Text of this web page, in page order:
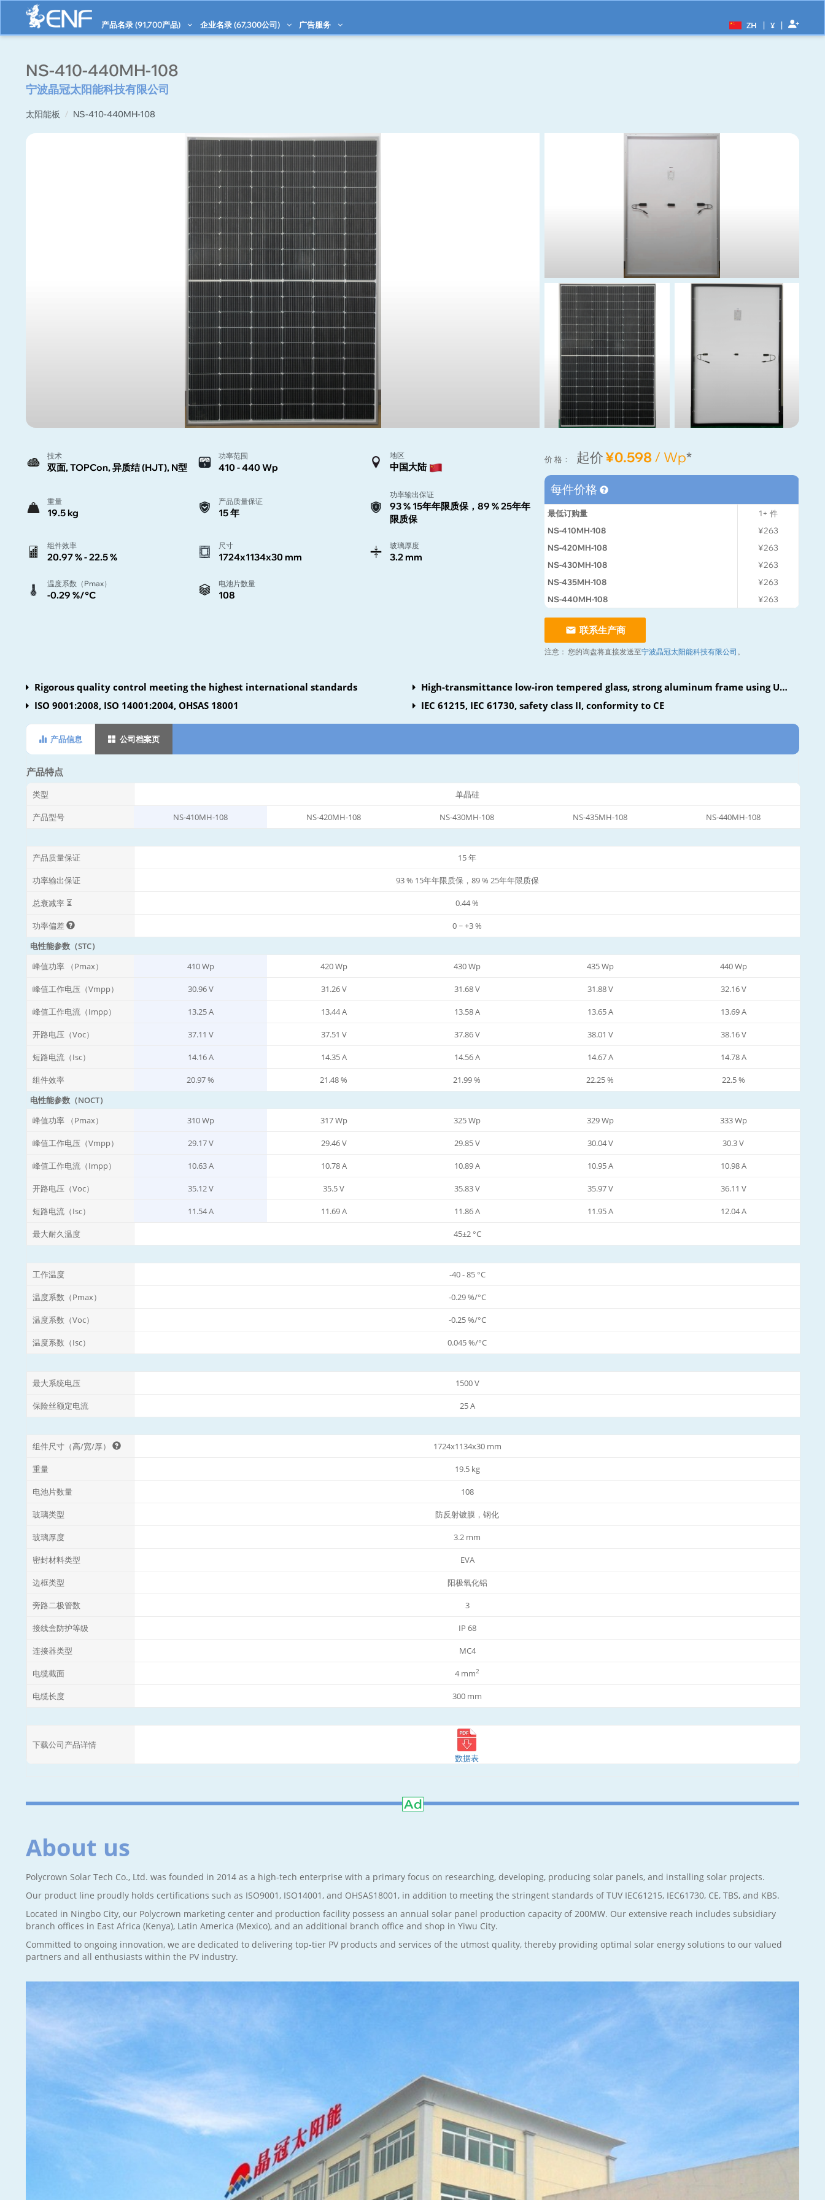
产品名录 (91,700产品) 企业名录 (67,300公司) 广告服务 ZH | ¥ |
NS-410-440MH-108
宁波晶冠太阳能科技有限公司
太阳能板 NS-410-440MH-108
技术
双面, TOPCon, 异质结 (HJT), N型
功率范围
410 - 440 Wp
地区
中国大陆
重量
19.5 kg
产品质量保证
15 年
功率输出保证
93 % 15年年限质保，89 % 25年年
限质保
组件效率
20.97 % - 22.5 %
尺寸
1724x1134x30 mm
玻璃厚度
3.2 mm
温度系数（Pmax）
-0.29 %/°C
电池片数量
108
价 格： 起价¥0.598/ Wp*
每件价格
最低订购量 1+件
NS-410MH-108
¥263
NS-420MH-108
¥263
NS-430MH-108
¥263
NS-435MH-108
¥263
NS-440MH-108
¥263
联系生产商
注意： 您的询盘将直接发送至宁波晶冠太阳能科技有限公司 。
Rigorous quality control meeting the highest international standards
High-transmittance low-iron tempered glass, strong aluminum frame using UV-
resistant silicon
ISO 9001:2008, ISO 14001:2004, OHSAS 18001 IEC 61215, IEC 61730, safety class II, conformity to CE
产品信息 公司档案页
产品特点
类型 单晶硅
产品型号 NS-410MH-108 NS-420MH-108 NS-430MH-108 NS-435MH-108 NS-440MH-108
产品质量保证 15 年
功率输出保证 93 % 15年年限质保，89 % 25年年限质保
总衰减率 ⏳ 0.44 %
功率偏差
0 ~ +3 %
电性能参数（STC）
峰值功率 （Pmax）
410 Wp 420 Wp 430 Wp 435 Wp 440 Wp
峰值工作电压（Vmpp） 30.96 V 31.26 V 31.68 V 31.88 V 32.16 V
峰值工作电流（Impp） 13.25 A 13.44 A 13.58 A 13.65 A 13.69 A
开路电压（Voc） 37.11 V 37.51 V 37.86 V 38.01 V 38.16 V
短路电流（Isc） 14.16 A 14.35 A 14.56 A 14.67 A 14.78 A
组件效率 20.97 % 21.48 % 21.99 % 22.25 %
22.5 %
电性能参数（NOCT）
峰值功率 （Pmax）
310 Wp 317 Wp 325 Wp 329 Wp 333 Wp
峰值工作电压（Vmpp） 29.17 V 29.46 V 29.85 V 30.04 V 30.3 V
峰值工作电流（Impp） 10.63 A 10.78 A 10.89 A 10.95 A 10.98 A
开路电压（Voc） 35.12 V 35.5 V 35.83 V 35.97 V 36.11 V
短路电流（Isc） 11.54 A 11.69 A 11.86 A 11.95 A 12.04 A
最大耐久温度 45±2 °C
工作温度 -40 - 85 °C
温度系数（Pmax） -0.29 %/°C
温度系数（Voc） -0.25 %/°C
温度系数（Isc） 0.045 %/°C
最大系统电压 1500 V
保险丝额定电流 25 A
组件尺寸（高/宽/厚） 1724x1134x30 mm
重量 19.5 kg
电池片数量 108
玻璃类型 防反射镀膜，钢化
玻璃厚度 3.2 mm
密封材料类型 EVA
边框类型 阳极氧化铝
旁路二极管数 3
接线盒防护等级 IP 68
连接器类型 MC4
电缆截面 4 mm2
电缆长度 300 mm
下载公司产品详情
数据表
About us
Polycrown Solar Tech Co., Ltd. was founded in 2014 as a high-tech enterprise with a primary focus on researching, developing, producing solar panels, and installing solar projects.
Our product line proudly holds certifications such as ISO9001, ISO14001, and OHSAS18001, in addition to meeting the stringent standards of TUV IEC61215, IEC61730, CE, TBS, and KBS.
Located in Ningbo City, our Polycrown marketing center and production facility possess an annual solar panel production capacity of 200MW. Our extensive reach includes subsidiary
branch offices in East Africa (Kenya), Latin America (Mexico), and an additional branch office and shop in Yiwu City.
Committed to ongoing innovation, we are dedicated to delivering top-tier PV products and services of the utmost quality, thereby providing optimal solar energy solutions to our valued
partners and all enthusiasts within the PV industry.